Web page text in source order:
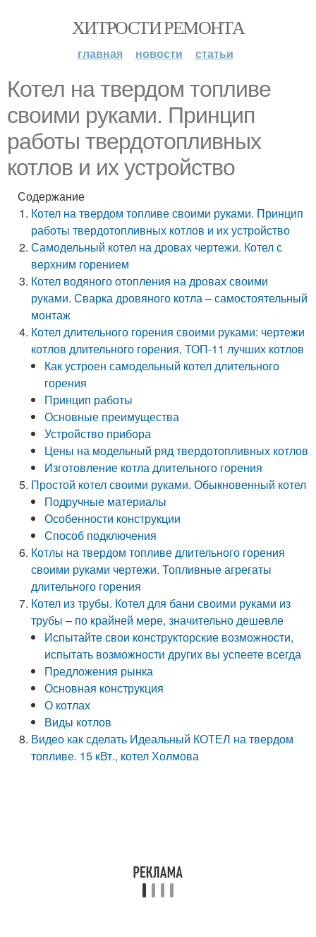
ХИТРОСТИ РЕМОНТА
главная новости статьи
Котел на твердом топливе
своими руками. Принцип
работы твердотопливных
котлов и их устройство
Содержание
Котел на твердом топливе своими руками. Принцип
работы твердотопливных котлов и их устройство
Самодельный котел на дровах чертежи. Котел с
верхним горением
Котел водяного отопления на дровах своими
руками. Сварка дровяного котла – самостоятельный
монтаж
Котел длительного горения своими руками: чертежи
котлов длительного горения, ТОП-11 лучших котлов
Как устроен самодельный котел длительного
горения
Принцип работы
Основные преимущества
Устройство прибора
Цены на модельный ряд твердотопливных котлов
Изготовление котла длительного горения
Простой котел своими руками. Обыкновенный котел
Подручные материалы
Особенности конструкции
Способ подключения
Котлы на твердом топливе длительного горения
своими руками чертежи. Топливные агрегаты
длительного горения
Котел из трубы. Котел для бани своими руками из
трубы – по крайней мере, значительно дешевле
Испытайте свои конструкторские возможности,
испытать возможности других вы успеете всегда
Предложения рынка
Основная конструкция
О котлах
Виды котлов
Видео как сделать Идеальный КОТЕЛ на твердом
топливе. 15 кВт., котел Холмова